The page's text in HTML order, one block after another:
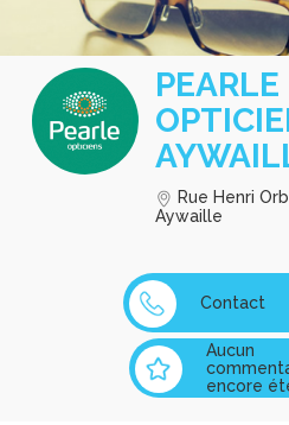
PEARLE
Rue Henri
Aywaille
Contact
Aucun
encore